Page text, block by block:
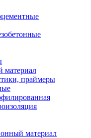
материал
праймеры
материал